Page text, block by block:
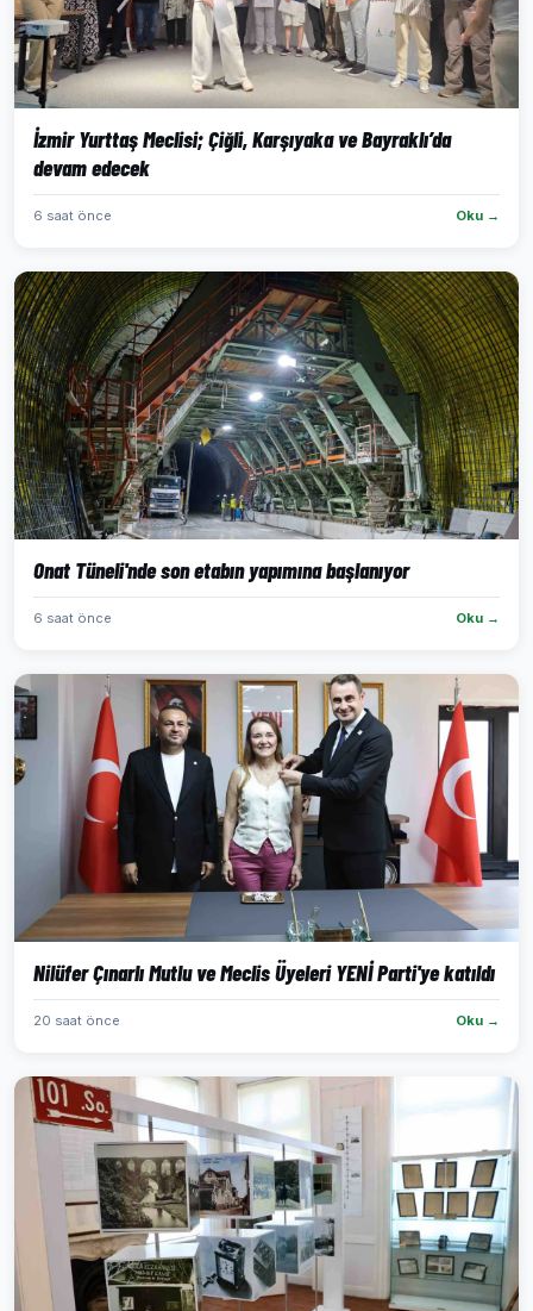
İzmir Yurttaş Meclisi; Çiğli, Karşıyaka ve Bayraklı’da
devam edecek
6 saat önce Oku →
Onat Tüneli'nde son etabın yapımına başlanıyor
6 saat önce Oku →
Nilüfer Çınarlı Mutlu ve Meclis Üyeleri YENİ Parti'ye katıldı
20 saat önce Oku →